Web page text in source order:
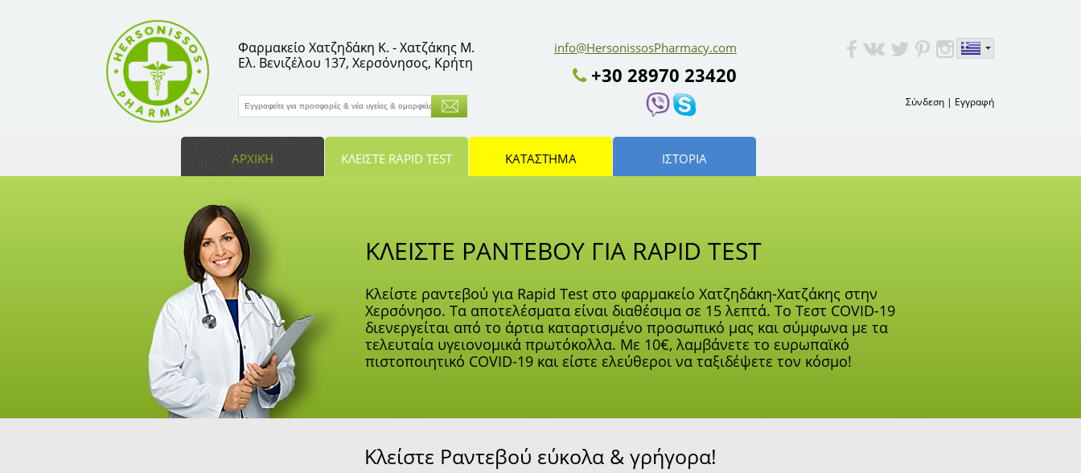
Φαρμακείο Χατζηδάκη Κ. - Χατζάκης Μ.
Ελ. Βενιζέλου 137, Χερσόνησος, Κρήτη
info@HersonissosPharmacy.com
+30 28970 23420
Σύνδεση | Εγγραφή
ΑΡΧΙΚΗ ΚΛΕΙΣΤΕ RAPID TEST ΚΑΤΆΣΤΗΜΑ ΙΣΤΟΡΙΑ
ΚΛΕΙΣΤΕ ΡΑΝΤΕΒΟΥ ΓΙΑ RAPID TEST
Κλείστε ραντεβού για Rapid Test στο φαρμακείο Χατζηδάκη-Χατζάκης στην
Χερσόνησο. Τα αποτελέσματα είναι διαθέσιμα σε 15 λεπτά. Το Τεστ COVID-19
διενεργείται από το άρτια καταρτισμένο προσωπικό μας και σύμφωνα με τα
τελευταία υγειονομικά πρωτόκολλα. Με 10€, λαμβάνετε το ευρωπαϊκό
πιστοποιητικό COVID-19 και είστε ελεύθεροι να ταξιδέψετε τον κόσμο!
Κλείστε Ραντεβού εύκολα & γρήγορα!